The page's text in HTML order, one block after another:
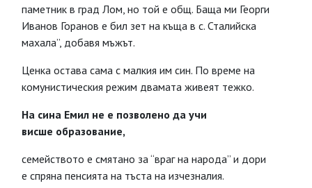
паметник в град Лом, но той е общ. Баща ми Георги
Иванов Горанов е бил зет на къща в с. Сталийска
махала”, добавя мъжът.
Ценка остава сама с малкия им син. По време на
комунистическия режим двамата живеят тежко.
На сина Емил не е позволено да учи
висше образование,
семейството е смятано за “враг на народа” и дори
е спряна пенсията на тъста на изчезналия.